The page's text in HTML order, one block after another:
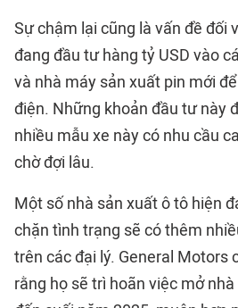
Sự chậm lại cũng là vấn đề đối
đang đầu tư hàng tỷ USD vào
và nhà máy sản xuất pin mới
điện. Những khoản đầu tư này
nhiều mẫu xe này có nhu cầu
chờ đợi lâu.
Một số nhà sản xuất ô tô hiện
chặn tình trạng sẽ có thêm
trên các đại lý. General Motors
rằng họ sẽ trì hoãn việc mở